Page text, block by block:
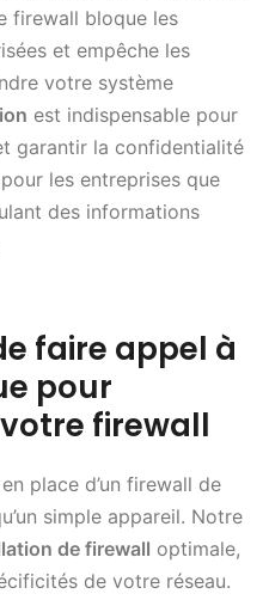
firewall bloque les
et empêche les
votre système
est indispensable pour
garantir la confidentialité
les entreprises que
des informations
faire appel à
pour
firewall
place d’un firewall de
simple appareil. Notre
de firewall optimale,
de votre réseau.